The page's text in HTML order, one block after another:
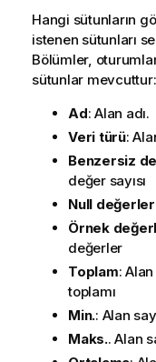
Hangi sütunların
istenen sütunları
Bölümler,
sütunlar mevcuttur:
Ad: Alan adı.
Veri türü:
Benzersiz
değer sayısı
Null
Örnek
değerler
Toplam:
toplamı
Min.: Alan
Maks.. Alan